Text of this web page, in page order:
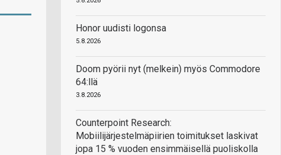
Honor uudisti logonsa
5.8.2026
Doom pyörii nyt (melkein) myös Commodore
64:llä
3.8.2026
Counterpoint Research:
Mobiilijärjestelmäpiirien toimitukset laskivat
jopa 15 % vuoden ensimmäisellä puoliskolla